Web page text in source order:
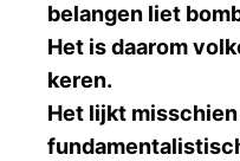
belangen liet
Het is daarom
keren.
Het lijkt misschien